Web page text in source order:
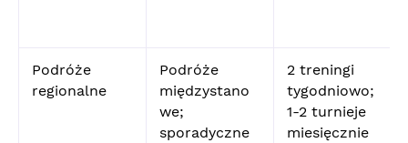
Podróże
regionalne
Podróże
międzystano
we;
sporadyczne
2 treningi
tygodniowo;
1-2 turnieje
miesięcznie